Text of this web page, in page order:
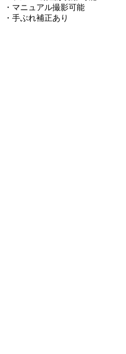
・マニュアル撮影可能
・手ぶれ補正あり